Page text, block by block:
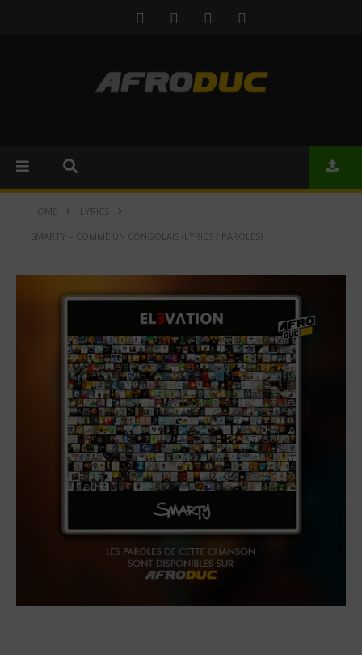
HOME LYRICS
SMARTY – COMME UN CONGOLAIS (LYRICS / PAROLES)